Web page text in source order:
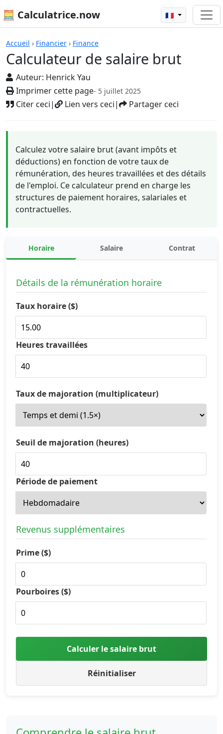
🧮 Calculatrice.now 🇫🇷
Accueil › Financier › Finance
Calculateur de salaire brut
Auteur: Henrick Yau
Imprimer cette page- 5 juillet 2025
Citer ceci| Lien vers ceci| Partager ceci
Calculatrices
Calculez votre salaire brut (avant impôts et
déductions) en fonction de votre taux de
rémunération, des heures travaillées et des détails
de l'emploi. Ce calculateur prend en charge les
structures de paiement horaires, salariales et
contractuelles.
Horaire Salaire Contrat
Détails de la rémunération horaire
Taux horaire ($)
Heures travaillées
Taux de majoration (multiplicateur)
Seuil de majoration (heures)
Période de paiement
Revenus supplémentaires
Prime ($)
Pourboires ($)
Calculer le salaire brut
Réinitialiser